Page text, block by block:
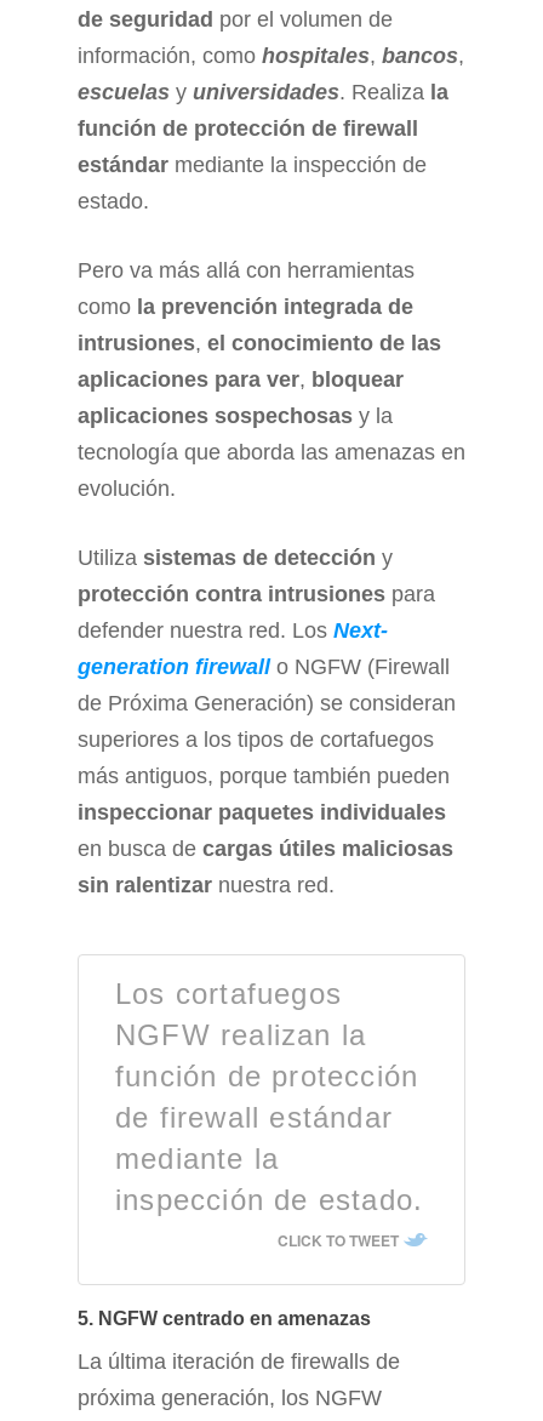
de seguridad por el volumen de
información, como hospitales, bancos,
escuelas y universidades. Realiza la
función de protección de firewall
estándar mediante la inspección de
estado.
Pero va más allá con herramientas
como la prevención integrada de
intrusiones, el conocimiento de las
aplicaciones para ver, bloquear
aplicaciones sospechosas y la
tecnología que aborda las amenazas en
evolución.
Utiliza sistemas de detección y
protección contra intrusiones para
defender nuestra red. Los Next-
generation firewallo NGFW (Firewall
de Próxima Generación) se consideran
superiores a los tipos de cortafuegos
más antiguos, porque también pueden
inspeccionar paquetes individuales
en busca de cargas útiles maliciosas
sin ralentizar nuestra red.
Los cortafuegos
NGFW realizan la
función de protección
de firewall estándar
mediante la
inspección de estado.
CLICK TO TWEET
5. NGFW centrado en amenazas
La última iteración de firewalls de
próxima generación, los NGFW